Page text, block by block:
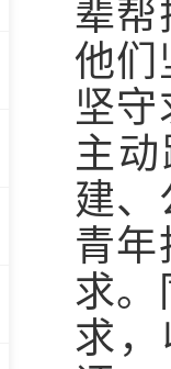
辈帮
他们
坚
主
建、
青年
求。
求